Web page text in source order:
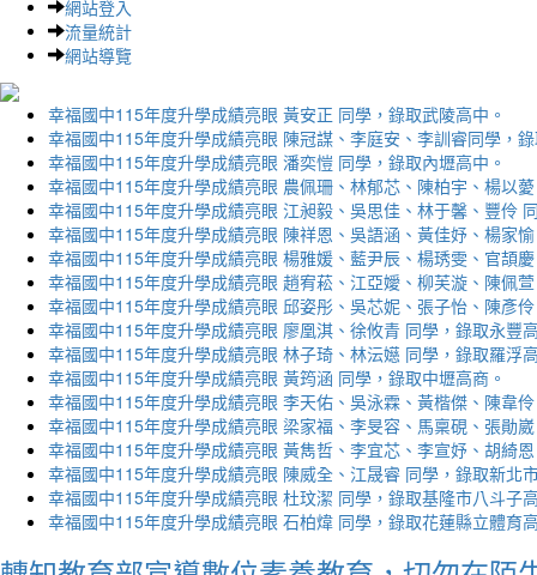
網站登入
流量統計
網站導覽
幸福國中115年度升學成績亮眼 黃安正 同學，錄取武陵高中。
幸福國中115年度升學成績亮眼 陳冠謀、李庭安、李訓睿同學，
幸福國中115年度升學成績亮眼 潘奕愷 同學，錄取內壢高中。
幸福國中115年度升學成績亮眼 農佩珊、林郁芯、陳柏宇、楊以
幸福國中115年度升學成績亮眼 江昶毅、吳思佳、林于馨、豐伶
幸福國中115年度升學成績亮眼 陳祥恩、吳語涵、黃佳妤、楊家
幸福國中115年度升學成績亮眼 楊雅媛、藍尹辰、楊琇雯、官頡
幸福國中115年度升學成績亮眼 趙宥菘、江亞嬡、柳芙漩、陳佩
幸福國中115年度升學成績亮眼 邱姿彤、吳芯妮、張子怡、陳彥
幸福國中115年度升學成績亮眼 廖凰淇、徐攸青 同學，錄取永豐
幸福國中115年度升學成績亮眼 林子琦、林沄嬨 同學，錄取羅浮
幸福國中115年度升學成績亮眼 黃筠涵 同學，錄取中壢高商。
幸福國中115年度升學成績亮眼 李天佑、吳泳霖、黃楷傑、陳韋
幸福國中115年度升學成績亮眼 梁家福、李旻容、馬稟硯、張勛
幸福國中115年度升學成績亮眼 黃雋哲、李宜芯、李宣妤、胡綺
幸福國中115年度升學成績亮眼 陳威全、江晟睿 同學，錄取新北
幸福國中115年度升學成績亮眼 杜玟潔 同學，錄取基隆市八斗子
幸福國中115年度升學成績亮眼 石柏煒 同學，錄取花蓮縣立體育